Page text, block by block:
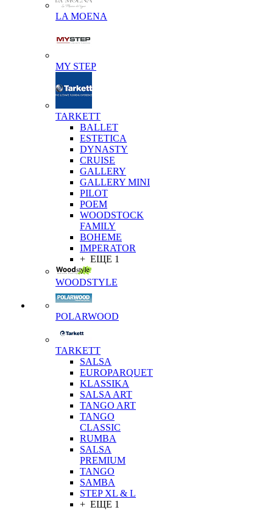
LA MOENA
MY STEP
TARKETT
BALLET
ESTETICA
DYNASTY
CRUISE
GALLERY
GALLERY MINI
PILOT
POEM
WOODSTOCK
FAMILY
BOHEME
IMPERATOR
+ ЕЩЕ 1
WOODSTYLE
POLARWOOD
TARKETT
SALSA
EUROPARQUET
KLASSIKA
SALSA ART
TANGO ART
TANGO
CLASSIC
RUMBA
SALSA
PREMIUM
TANGO
SAMBA
STEP XL & L
+ ЕЩЕ 1